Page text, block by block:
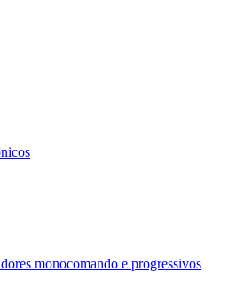
monocomando e progressivos